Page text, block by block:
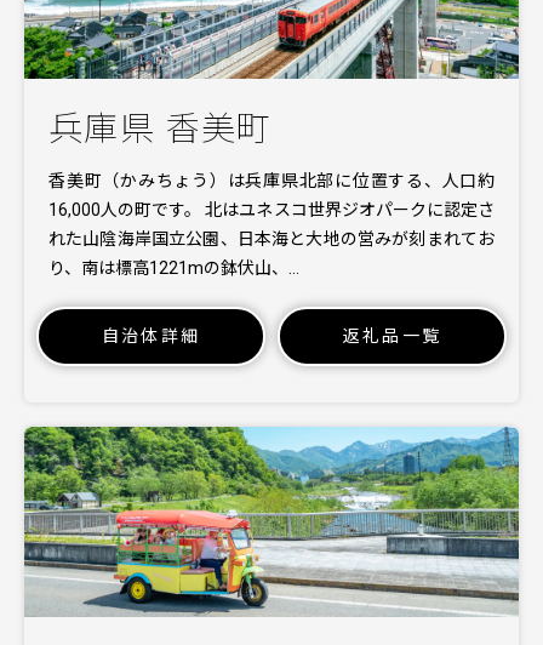
兵庫県 香美町
香美町（かみちょう）は兵庫県北部に位置する、人口約
16,000人の町です。 北はユネスコ世界ジオパークに認定さ
れた山陰海岸国立公園、日本海と大地の営みが刻まれてお
り、南は標高1221mの鉢伏山、…
自治体詳細 返礼品一覧